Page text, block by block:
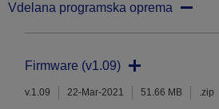
Vdelana programska oprema
Firmware (v1.09)
v.1.09 22-Mar-2021 51.66 MB .zip